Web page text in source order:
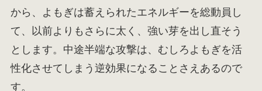
から、よもぎは蓄えられたエネルギーを総動員し
て、以前よりもさらに太く、強い芽を出し直そう
とします。中途半端な攻撃は、むしろよもぎを活
性化させてしまう逆効果になることさえあるので
す。